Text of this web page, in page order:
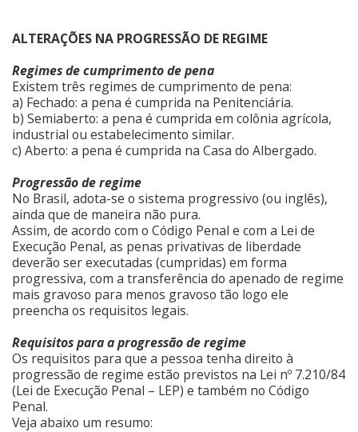
ALTERAÇÕES NA PROGRESSÃO DE REGIME
Regimes de cumprimento de pena
Existem três regimes de cumprimento de pena:
a) Fechado: a pena é cumprida na Penitenciária.
b) Semiaberto: a pena é cumprida em colônia agrícola,
industrial ou estabelecimento similar.
c) Aberto: a pena é cumprida na Casa do Albergado.
Progressão de regime
No Brasil, adota-se o sistema progressivo (ou inglês),
ainda que de maneira não pura.
Assim, de acordo com o Código Penal e com a Lei de
Execução Penal, as penas privativas de liberdade
deverão ser executadas (cumpridas) em forma
progressiva, com a transferência do apenado de regime
mais gravoso para menos gravoso tão logo ele
preencha os requisitos legais.
Requisitos para a progressão de regime
Os requisitos para que a pessoa tenha direito à
progressão de regime estão previstos na Lei nº 7.210/84
(Lei de Execução Penal – LEP) e também no Código
Penal.
Veja abaixo um resumo: